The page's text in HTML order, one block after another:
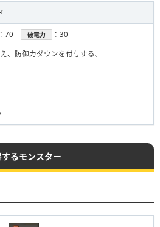
：70 破竜力 ：30
、防御力ダウンを付与する。
るモンスター